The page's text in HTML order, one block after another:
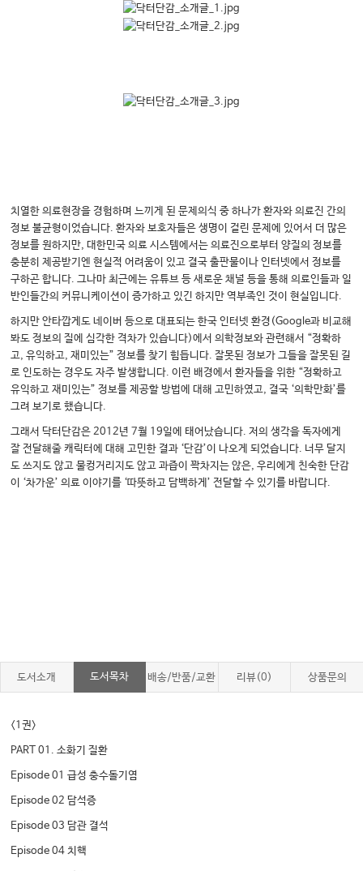
치열한 의료현장을 경험하며 느끼게 된​ 문제의식 중 하나가 환자와 의료진 간의
정보 불균형이었습니다. 환자와 보호자들은 생명이 걸린 문제에 있어서 더 많은
정보를 원하지만, 대한민국 의료 시스템에서는 의료진으로부터 양질의 정보를
충분히 제공받기엔 현실적 어려움이 있고 결국 출판물이나 인터넷에서 정보를
구하곤 합니다. 그나마 최근에는 유튜브 등 새로운 채널 등을 통해 의료인들과 일
반인들간의 커뮤니케이션이 증가하고 있긴 하지만 역부족인 것이 현실입니다.
하지만 안타깝게도 네이버 등으로 대표되는 한국 인터넷 환경(Google과 비교해
봐도 정보의 질에 심각한 격차가 있습니다)에서 의학정보와 관련해서 “정확하
고, 유익하고, 재미있는” 정보를 찾기 힘듭니다. 잘못된 정보가 그들을 잘못된 길
로 인도하는 경우도 자주 발생합니다. 이런 배경에서 환자들을 위한 “정확하고
유익하고 재미있는” 정보를 제공할 방법에 대해 고민하였고, 결국 ‘의학만화’를
그려 보기로 했습니다.
그래서 닥터단감은 2012년 7월 19일에 태어났습니다. 저의 생각을 독자에게
잘 전달해줄 캐릭터에 대해 고민한 결과 ‘단감’이 나오게 되었습니다. 너무 달지
도 쓰지도 않고 물컹거리지도 않고 과즙이 꽉차지는 않은, 우리에게 친숙한 단감
이 ‘차가운’ 의료 이야기를 ‘따뜻하고 담백하게’ 전달할 수 있기를 바랍니다.
도서소개 도서목차 배송/반품/교환 리뷰(0) 상품문의
<1권>
PART 01. 소화기 질환
Episode 01 급성 충수돌기염
Episode 02 담석증
Episode 03 담관 결석
Episode 04 치핵